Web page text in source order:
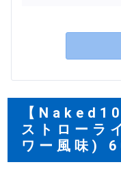
【
ストローラ
ワー風味)